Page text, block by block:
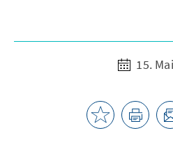
15.